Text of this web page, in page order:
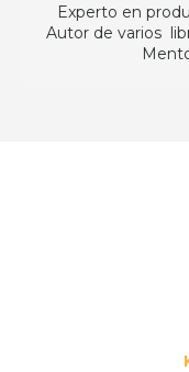
Experto en
Autor de varios